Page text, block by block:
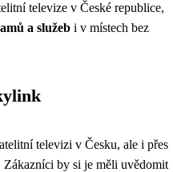
televize v České republice,
a služeb i v místech bez
televizi v Česku, ale i přes
by si je měli uvědomit